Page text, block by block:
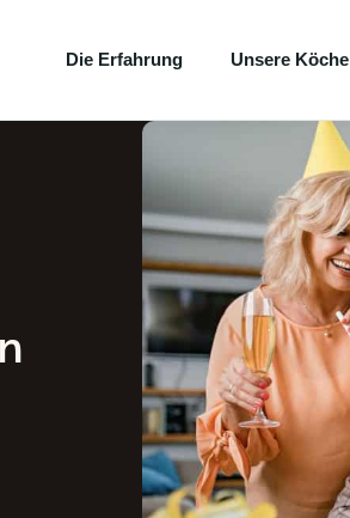
Die Erfahrung Unsere Köche